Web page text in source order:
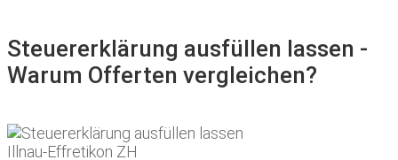
Steuererklärung ausfüllen lassen -
Warum Offerten vergleichen?